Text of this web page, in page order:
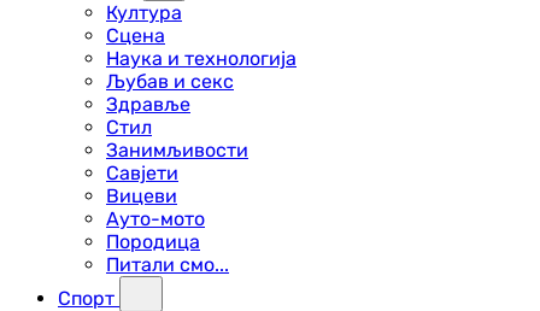
Култура
Сцена
Наука и технологија
Љубав и секс
Здравље
Стил
Занимљивости
Савјети
Вицеви
Ауто-мото
Породица
Питали смо...
Спорт